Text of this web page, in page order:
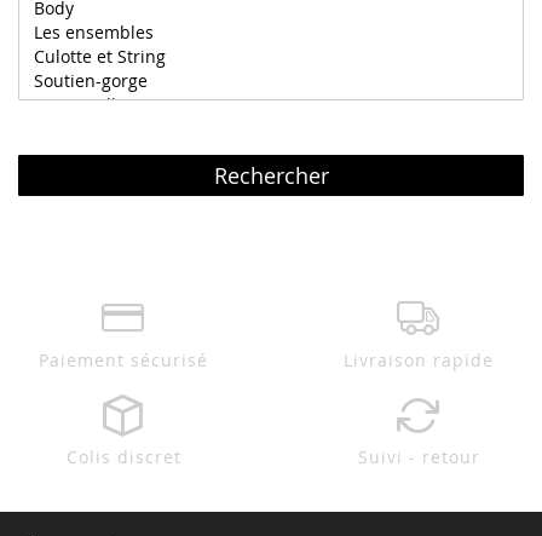
Rechercher
Paiement sécurisé Livraison rapide
Colis discret Suivi - retour